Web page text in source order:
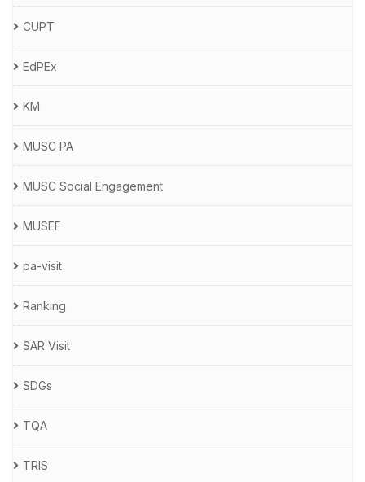
CUPT
EdPEx
KM
MUSC PA
MUSC Social Engagement
MUSEF
pa-visit
Ranking
SAR Visit
SDGs
TQA
TRIS